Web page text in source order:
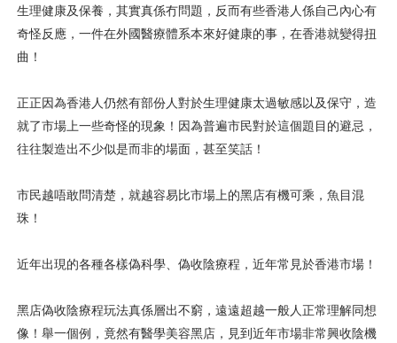
生理健康及保養，其實真係冇問題，反而有些香港人係自己內心有
奇怪反應，一件在外國醫療體系本來好健康的事，在香港就變得扭
曲！
正正因為香港人仍然有部份人對於生理健康太過敏感以及保守，造
就了市場上一些奇怪的現象！因為普遍市民對於這個題目的避忌，
往往製造出不少似是而非的場面，甚至笑話！
市民越唔敢問清楚，就越容易比市場上的黑店有機可乘，魚目混
珠！
近年出現的各種各樣偽科學、偽收陰療程，近年常見於香港市場！
黑店偽收陰療程玩法真係層出不窮，遠遠超越一般人正常理解同想
像！舉一個例，竟然有醫學美容黑店，見到近年市場非常興收陰機